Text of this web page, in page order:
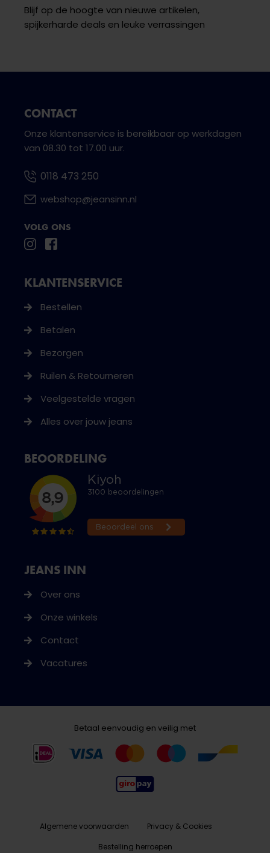
Blijf op de hoogte van nieuwe artikelen,
spijkerharde deals en leuke verrassingen
CONTACT
Onze klantenservice is bereikbaar op werkdagen
van 08.30 tot 17.00 uur.
0118 473 250
webshop@jeansinn.nl
VOLG ONS
JEANS INN
Over ons
Onze winkels
Contact
Vacatures
KLANTENSERVICE
Bestellen
Betalen
Bezorgen
Ruilen & Retourneren
Veelgestelde vragen
Alles over jouw jeans
BEOORDELING
Betaal eenvoudig en veilig met
Algemene voorwaarden
Privacy & Cookies
Bestelling herroepen